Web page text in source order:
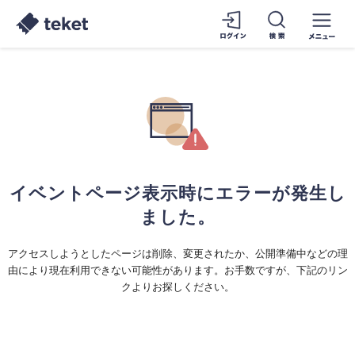
イベントページ表示時にエラーが発生し
ました。
アクセスしようとしたページは削除、変更されたか、公開準備中などの理
由により現在利用できない可能性があります。お手数ですが、下記のリン
クよりお探しください。